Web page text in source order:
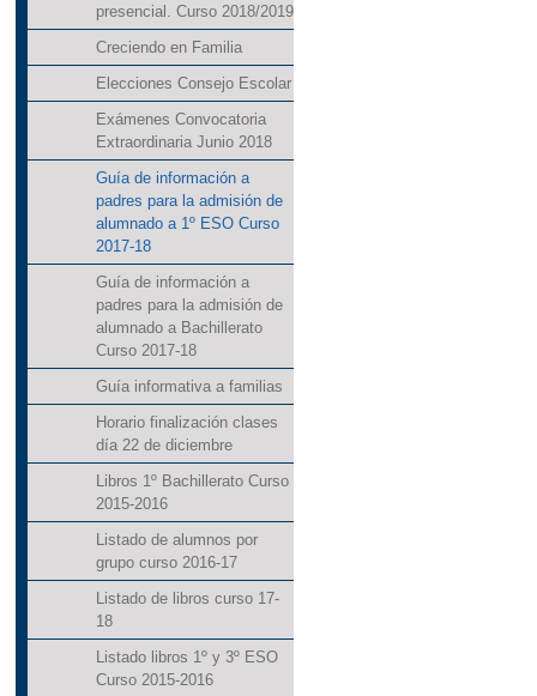
presencial. Curso 2018/2019
Creciendo en Familia
Elecciones Consejo Escolar
Exámenes Convocatoria
Extraordinaria Junio 2018
Guía de información a
padres para la admisión de
alumnado a 1º ESO Curso
2017-18
Guía de información a
padres para la admisión de
alumnado a Bachillerato
Curso 2017-18
Guía informativa a familias
Horario finalización clases
día 22 de diciembre
Libros 1º Bachillerato Curso
2015-2016
Listado de alumnos por
grupo curso 2016-17
Listado de libros curso 17-
18
Listado libros 1º y 3º ESO
Curso 2015-2016